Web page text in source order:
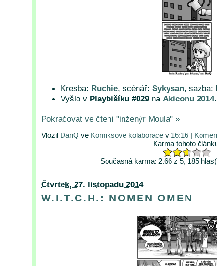
Kresba: Ruchie, scénář: Sykysan, sazba:
Vyšlo v Playbišíku #029na Akiconu 2014.
Pokračovat ve čtení "inženýr Moula" »
Vložil DanQ ve Komiksové kolaboracev 16:16|
Karma tohoto
Současná karma: 2.66 z 5, 185
Čtvrtek, 27. listopadu 2014
W.I.T.C.H.: NOMEN OMEN